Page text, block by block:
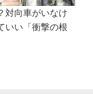
対向車がいなけ
いい「衝撃の根